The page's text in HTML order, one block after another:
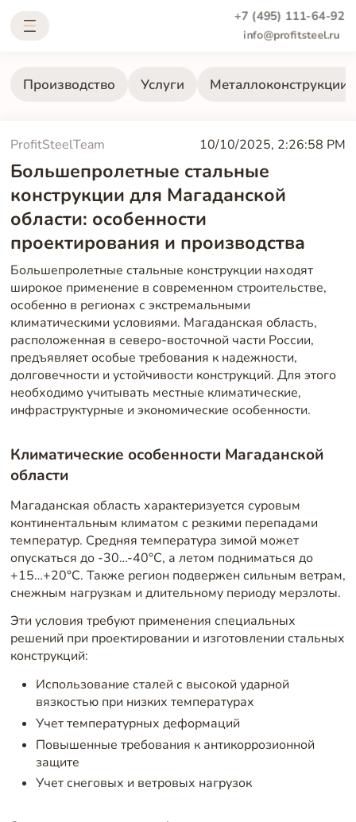
+7 (495) 111-64-92
info@profitsteel.ru
Производство Услуги Металлоконструкции
ProfitSteelTeam 10/10/2025, 2:26:58 PM
Большепролетные стальные
конструкции для Магаданской
области: особенности
проектирования и производства
Большепролетные стальные конструкции находят
широкое применение в современном строительстве,
особенно в регионах с экстремальными
климатическими условиями. Магаданская область,
расположенная в северо-восточной части России,
предъявляет особые требования к надежности,
долговечности и устойчивости конструкций. Для этого
необходимо учитывать местные климатические,
инфраструктурные и экономические особенности.
Климатические особенности Магаданской
области
Магаданская область характеризуется суровым
континентальным климатом с резкими перепадами
температур. Средняя температура зимой может
опускаться до -30…-40°C, а летом подниматься до
+15…+20°C. Также регион подвержен сильным ветрам,
снежным нагрузкам и длительному периоду мерзлоты.
Эти условия требуют применения специальных
решений при проектировании и изготовлении стальных
конструкций:
Использование сталей с высокой ударной
вязкостью при низких температурах
Учет температурных деформаций
Повышенные требования к антикоррозионной
защите
Учет снеговых и ветровых нагрузок